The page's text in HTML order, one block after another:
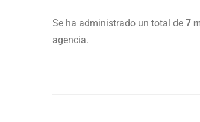
Se ha administrado un total de 7
agencia.